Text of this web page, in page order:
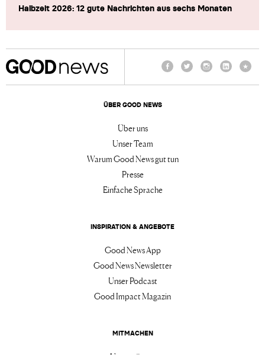
Halbzeit 2026: 12 gute Nachrichten aus sechs Monaten
ÜBER GOOD NEWS
Über uns
Unser Team
Warum Good News gut tun
Presse
Einfache Sprache
INSPIRATION & ANGEBOTE
Good News App
Good News Newsletter
Unser Podcast
Good Impact Magazin
MITMACHEN